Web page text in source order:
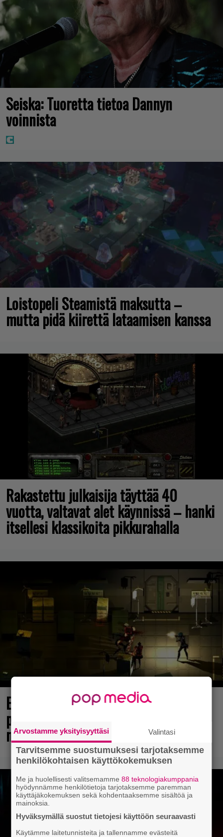
Seiska: Tuoretta tietoa Dannyn
voinnista
Loistopeli Steamistä maksutta –
mutta pidä kiirettä lataamisen kanssa
Rakastettu julkaisija täyttää 40
vuotta, valtavat alet käynnissä – hanki
itsellesi klassikoita pikkurahalla
Elokuun PlayStation Plus Essential -
pelit ilmestyivät – mukana todellinen
mestariteos
Arvostamme yksityisyyttäsi Valintasi
Tarvitsemme suostumuksesi tarjotaksemme
henkilökohtaisen käyttökokemuksen
Me ja huolellisesti valitsemamme88 teknologiakumppania
hyödynnämme henkilötietoja tarjotaksemme paremman
käyttäjäkokemuksen sekä kohdentaaksemme sisältöä ja
mainoksia.
Hyväksymällä suostut tietojesi käyttöön seuraavasti
Käytämme laitetunnisteita ja tallennamme evästeitä